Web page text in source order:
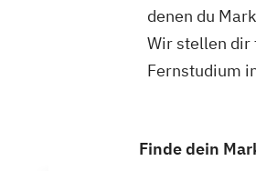
denen du
Wir stellen dir
Fernstudium
Finde dein